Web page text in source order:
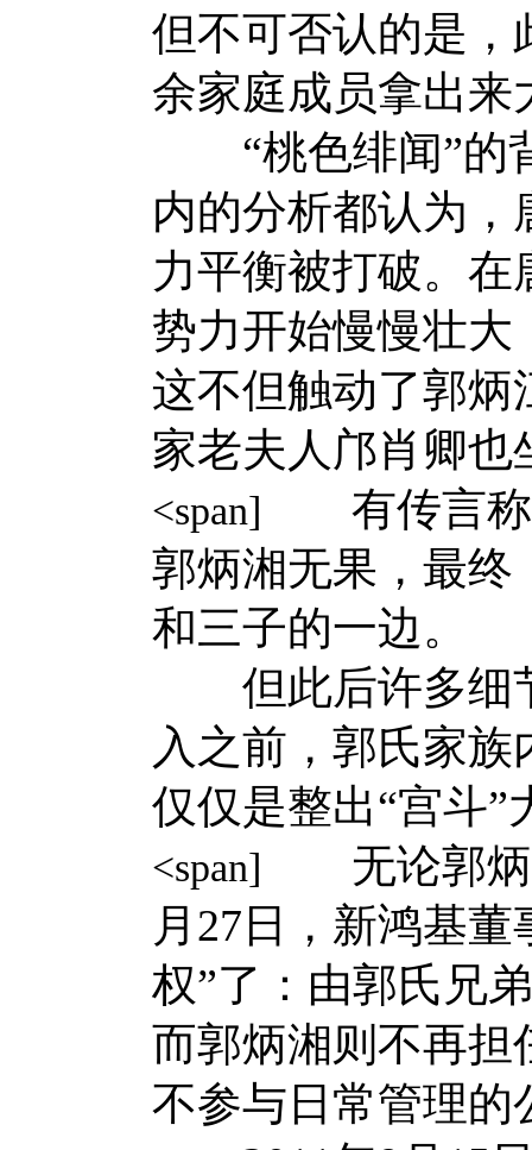
但不可否认的是，
余家庭成员拿出来
“桃色绯闻”的
内的分析都认为
力平衡被打破。
势力开始慢慢壮大
这不但触动了郭炳
家老夫人邝肖卿也
<span]
有传言称
郭炳湘无果，最终
和三子的一边。
但此后许多细
入之前，郭氏家
仅仅是整出“宫斗”
<span]
无论郭炳
月27日，新鸿基
权”了：由郭氏兄
而郭炳湘则不再担
不参与日常管理的